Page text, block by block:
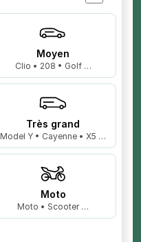
Moyen
Clio • 208 • Golf …
Très grand
Model Y • Cayenne • X5 …
Moto
Moto • Scooter …